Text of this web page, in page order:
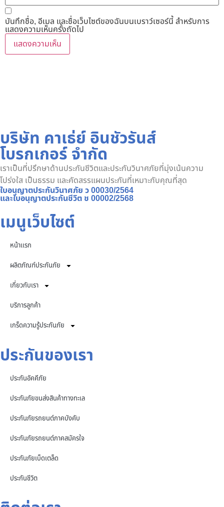
บันทึกชื่อ, อีเมล และชื่อเว็บไซต์ของฉันบนเบราว์เซอร์นี้ สำหรับการ
แสดงความเห็นครั้งถัดไป
บริษัท คาเธ่ย์ อินชัวรันส์
โบรกเกอร์ จำกัด
เราเป็นที่ปรึกษาด้านประกันชีวิตและประกันวินาศภัยที่มุ่งเน้นความ
โปร่งใส เป็นธรรม และคัดสรรแผนประกันที่เหมาะกับคุณที่สุด
ใบอนุญาตประกันวินาศภัย ว 00030/2564
และใบอนุญาตประกันชีวิต ช 00002/2568
เมนูเว็บไซต์
หน้าเเรก
ผลิตภัณฑ์ประกันภัย
เกี่ยวกับเรา
บริการลูกค้า
เกร็ดความรู้ประกันภัย
ประกันของเรา
ประกันอัคคีภัย
ประกันภัยขนส่งสินค้าทางทะเล
ประกันภัยรถยนต์ภาคบังคับ
ประกันภัยรถยนต์ภาคสมัครใจ
ประกันภัยเบ็ดเตล็ด
ประกันชีวิต